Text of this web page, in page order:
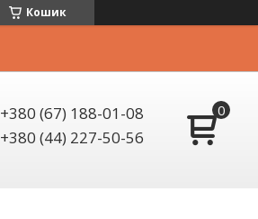
Кошик
+380 (67) 188-01-08
+380 (44) 227-50-56